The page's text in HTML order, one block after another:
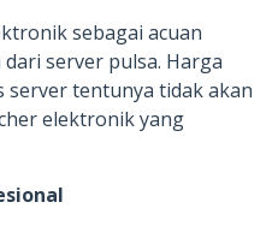
sebagai acuan
server pulsa. Harga
tentunya tidak akan
elektronik yang